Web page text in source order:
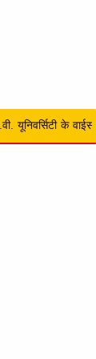
मनोज कुमार